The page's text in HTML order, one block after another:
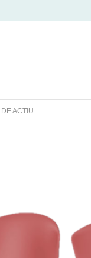
ACTIU